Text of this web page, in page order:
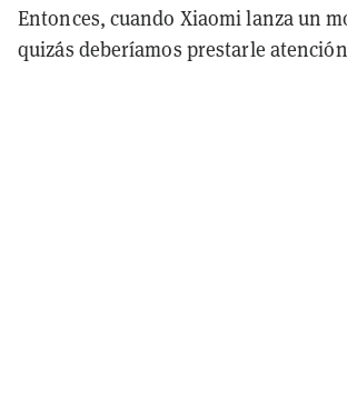
Entonces, cuando Xiaomi lanza un
quizás deberíamos prestarle